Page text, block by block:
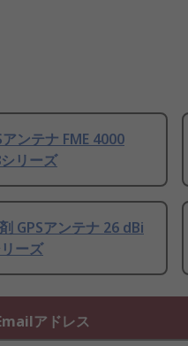
ンテナ FME 4000
リーズ
GPSアンテナ 26 dBi
ーズ
アドレス